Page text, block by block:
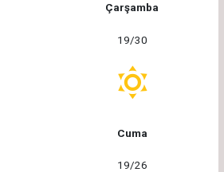
Çarşamba
19/30
Cuma
19/26